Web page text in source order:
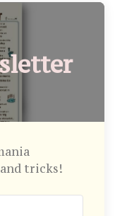
tricks!